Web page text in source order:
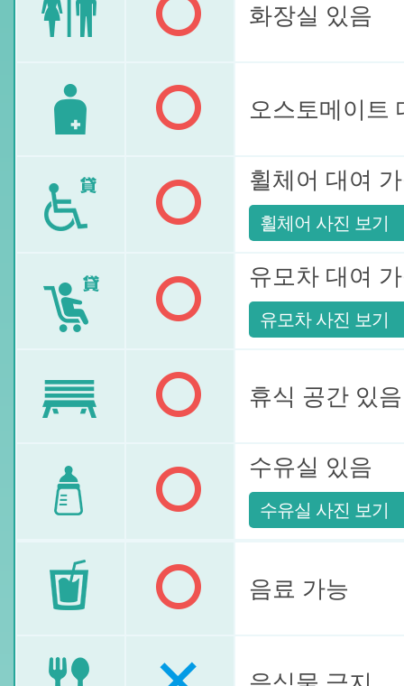
화장실 있음
오스토메이트
휠체어 대여
휠체어 사진 보기
유모차 대여
유모차 사진 보기
휴식 공간 있음
수유실 있음
수유실 사진 보기
음료 가능